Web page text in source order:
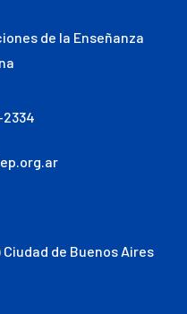
de la Enseñanza
2334
Ciudad de Buenos Aires